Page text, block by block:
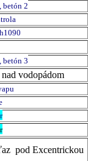
, betón 2
betón 3
vodopádom
pod Excentrickou